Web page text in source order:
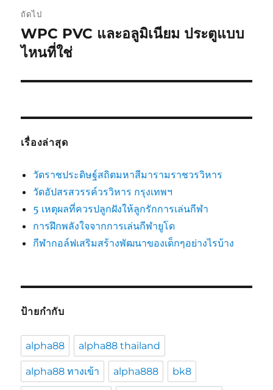
ถัดไป
เรื่อง
ต่อ
WPC PVC และอลูมิเนียม ประตูแบบ
ไหนที่ใช่
เรื่องล่าสุด
วัดราชประดิษฐ์สถิตมหาสีมารามราชวรวิหาร
วัดอัปสรสวรรค์วรวิหาร กรุงเทพฯ
5 เหตุผลที่ควรปลูกฝังให้ลูกรักการเล่นกีฬา
การฝึกพลังใจจากการเล่นกีฬายูโด
กีฬากอล์ฟเสริมสร้างพัฒนาของเด็กๆอย่างไรบ้าง
ป้ายกำกับ
alpha88 alpha88 thailand
alpha88 ทางเข้า alpha888 bk8